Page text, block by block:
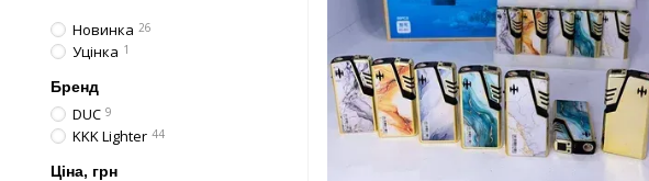
Новинка 26
Уцінка 1
Бренд
DUC 9
KKK Lighter 44
Ціна, грн